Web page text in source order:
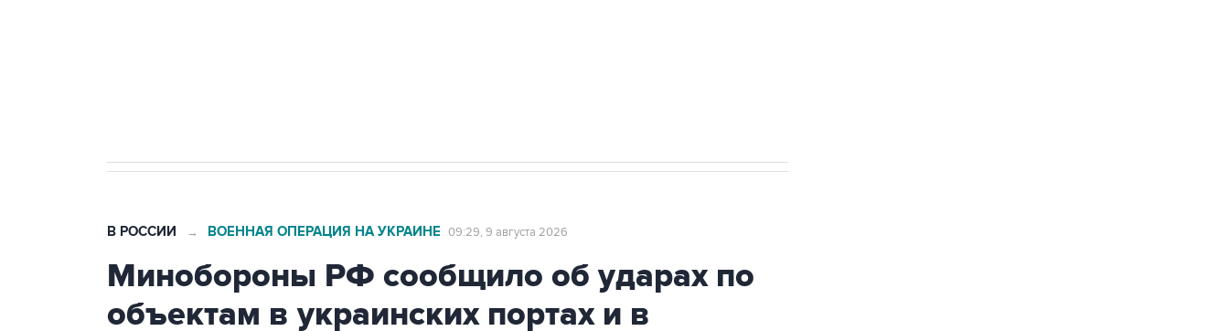
В РОССИИ → ВОЕННАЯ ОПЕРАЦИЯ НА УКРАИНЕ 09:29, 9 августа 2026
Минобороны РФ сообщило об ударах по
объектам в украинских портах и в